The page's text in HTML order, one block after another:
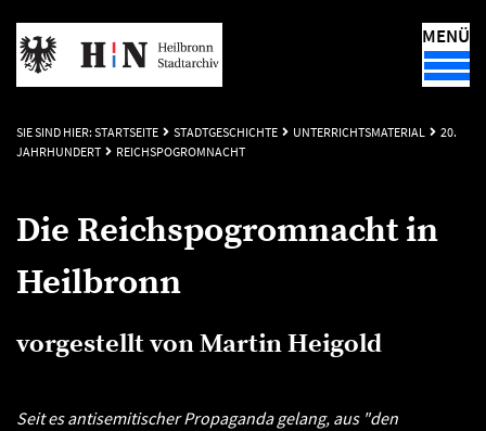
MENÜ
SIE SIND HIER: STARTSEITE STADTGESCHICHTE UNTERRICHTSMATERIAL
20.
JAHRHUNDERT
REICHSPOGROMNACHT
Die Reichspogromnacht in
Heilbronn
vorgestellt von Martin Heigold
Seit es antisemitischer Propaganda gelang, aus "den